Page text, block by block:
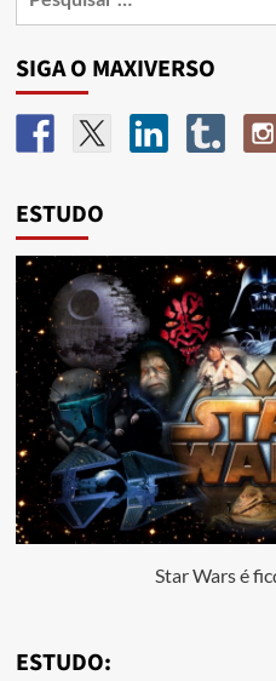
SIGA O MAXIVERSO
ESTUDO
Star Wars é
ESTUDO: